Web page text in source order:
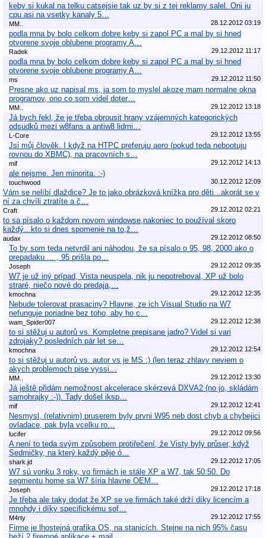
keby si kukal na telku catsejsie tak uz by si z tej reklamy salel. Oni ju
cpu asi na vsetky kanaly 5…
MM.. 28.12.2012 03:19
podla mna by bolo celkom dobre keby si zapol PC a mal by si hned
otvorene svoje oblubene programy A…
Radek 29.12.2012 11:17
podla mna by bolo celkom dobre keby si zapol PC a mal by si hned
otvorene svoje oblubene programy A…
ms 29.12.2012 11:50
Presne ako uz napisal ms, ja som to myslel akoze mam normalne okna
programov, ono co som videl doter…
MM.. 29.12.2012 13:18
Já bych řekl, že je třeba obrousit hrany vzájemných kategorických
odsudků mezi w8fans a antiw8 lidmi…
L-Core 29.12.2012 13:55
Jsi můj člověk. I když na HTPC preferuju aero (pokud teda nebootuju
rovnou do XBMC), na pracovních s…
mif 29.12.2012 14:13
ale nejsme. Jen minorita. :-)
touchwood 30.12.2012 12:09
Vám se nelíbí dlaždice? Je to jako obrázková knížka pro děti...akorát se v
ní za chvíli ztratíte a č…
Craft 29.12.2012 02:21
to sa písalo o každom novom windowse,nakoniec to používal skoro
každý...kto si dnes spomenie na to,ž…
audax 29.12.2012 08:50
To by som teda netvrdil ani náhodou, že sa písalo o 95, 98, 2000 ako o
prepadaku ... , 95 prišla po…
Joseph 29.12.2012 09:35
W7 je už iný prípad, Vista neuspela, nik ju nepotreboval, XP už bolo
straré, niečo nové do predaja,…
kmochna 29.12.2012 12:35
Nebude tolerovat prasaciny? Hlavne, ze ich Visual Studio na W7
nefunguje poriadne bez toho, aby ho c…
wam_Spider007 29.12.2012 12:38
to si stěžuj u autorů vs. Kompletne prepisane jadro? Videl si vari
zdrojaky? posledních pár let se…
kmochna 29.12.2012 12:54
to si stěžuj u autorů vs. autor vs je MS :) (len teraz zhlavy neviem o
akych problemoch pise vyssi…
MM.. 29.12.2012 13:30
Já ještě přidám nemožnost akcelerace skérzevá DXVA2 (no jo, skládám
samohrajky :-)). Tady došel iksp…
mif 29.12.2012 12:41
Nesmysl, (relativnim) pruserem byly prvni W95 neb dost chyb a chybejici
ovladace, pak byla vcelku ro…
lucifer 29.12.2012 09:56
A není to teda svým způsobem protiřečení, že Visty byly průser, když
Sedmičky, na který každý pěje ó…
shark.jd 29.12.2012 17:05
W7 sú vonku 3 roky, vo firmách je stále XP a W7, tak 50:50. Do
segmentu home sa W7 šíria hlavne OEM…
Joseph 29.12.2012 17:18
Je třeba ale taky dodat že XP se ve firmách také drží díky licencím a
mnohdy i díky specifickému sof…
M4rty 29.12.2012 17:55
Firme je lhostejná grafika OS, na stanicích. Stejne na nich 95% času